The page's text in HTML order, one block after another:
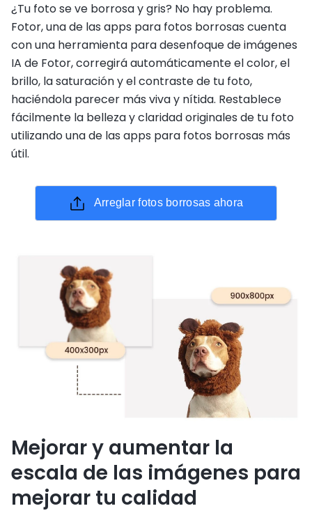
¿Tu foto se ve borrosa y gris? No hay problema.
Fotor, una de las apps para fotos borrosas cuenta
con una herramienta para desenfoque de imágenes
IA de Fotor, corregirá automáticamente el color, el
brillo, la saturación y el contraste de tu foto,
haciéndola parecer más viva y nítida. Restablece
fácilmente la belleza y claridad originales de tu foto
utilizando una de las apps para fotos borrosas más
útil.
Arreglar fotos borrosas ahora
Mejorar y aumentar la
escala de las imágenes para
mejorar tu calidad